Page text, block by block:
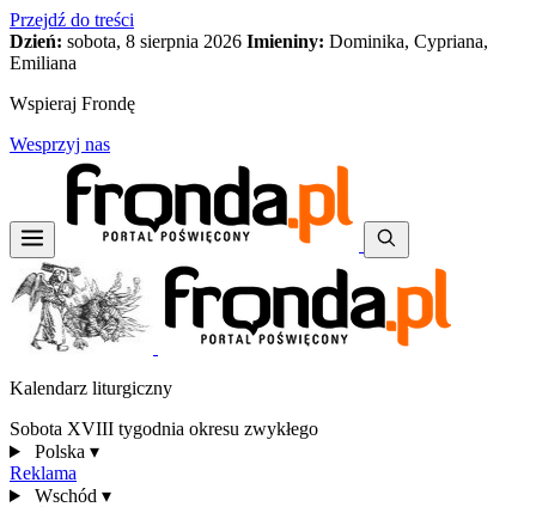
Przejdź do treści
Dzień: sobota, 8 sierpnia 2026 Imieniny: Dominika, Cypriana,
Emiliana
Wspieraj Frondę
Wesprzyj nas
Kalendarz liturgiczny
Sobota XVIII tygodnia okresu zwykłego
Polska ▾
Reklama
Wschód ▾